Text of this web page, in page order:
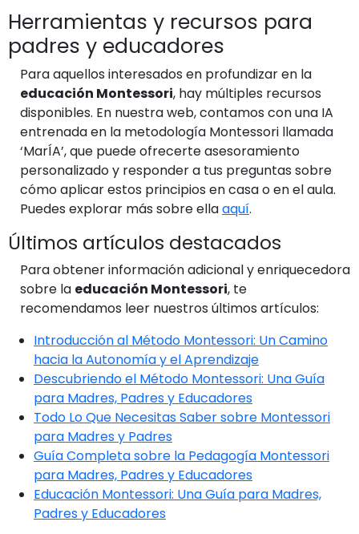
Herramientas y recursos para
padres y educadores
Para aquellos interesados en profundizar en la
educación Montessori, hay múltiples recursos
disponibles. En nuestra web, contamos con una IA
entrenada en la metodología Montessori llamada
‘MarÍA’, que puede ofrecerte asesoramiento
personalizado y responder a tus preguntas sobre
cómo aplicar estos principios en casa o en el aula.
Puedes explorar más sobre ellaaquí.
Últimos artículos destacados
Para obtener información adicional y enriquecedora
sobre la educación Montessori, te
recomendamos leer nuestros últimos artículos:
Introducción al Método Montessori: Un Camino
hacia la Autonomía y el Aprendizaje
Descubriendo el Método Montessori: Una Guía
para Madres, Padres y Educadores
Todo Lo Que Necesitas Saber sobre Montessori
para Madres y Padres
Guía Completa sobre la Pedagogía Montessori
para Madres, Padres y Educadores
Educación Montessori: Una Guía para Madres,
Padres y Educadores